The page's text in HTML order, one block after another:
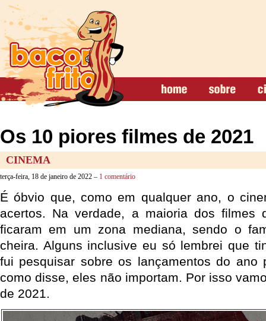
Os 10 piores filmes de 2021
CINEMA
terça-feira, 18 de janeiro de 2022 – 1 comentário
É óbvio que, como em qualquer ano, o
acertos. Na verdade, a maioria dos filmes
ficaram em um zona mediana, sendo o
cheira. Alguns inclusive eu só lembrei que
fui pesquisar sobre os lançamentos do ano
como disse, eles não importam. Por isso
de 2021.